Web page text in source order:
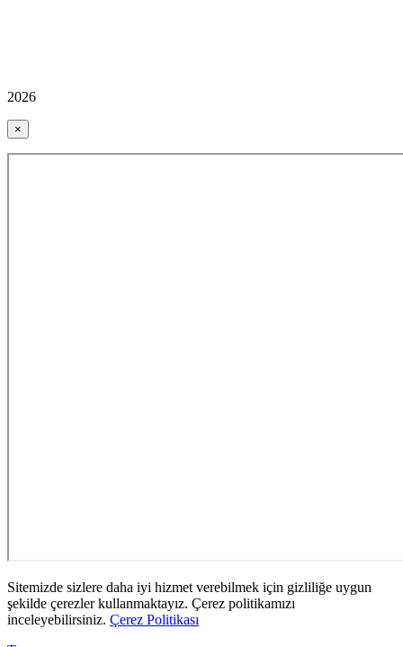
2026
×
Sitemizde sizlere daha iyi hizmet verebilmek için gizliliğe uygun
şekilde çerezler kullanmaktayız. Çerez politikamızı
inceleyebilirsiniz. Çerez Politikası